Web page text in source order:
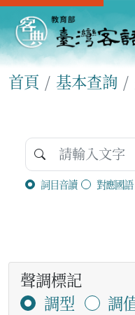
首頁 基本查詢
詞目音讀 對應國語
聲調標記
調型
調